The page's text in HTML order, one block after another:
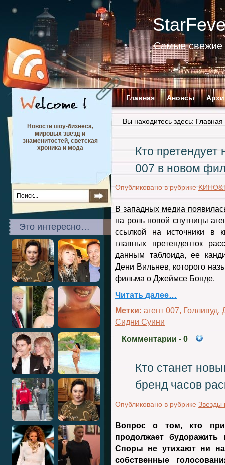
Самые свежие
Главная Анонсы
Новости шоу-бизнеса,
мировых звезд и
знаменитостей, светская
хроника и мода
Это интересно…
Вы находитесь здесь: Главная
Кто претендует
007 в новом
Опубликовано в рубрике
В западных медиа
на роль новой спутницы
ссылкой на источники в
главных претенденток
данным таблоида, ее
Дени Вильнев, которого
фильма о Джеймсе Бонде.
Читать далее…
Метки: агент 007, Голливуд,
Сидни Суини
Комментарии - 0
Кто станет
бренд часов
Опубликовано в рубрике Звезды
Вопрос о том, кто
продолжает будоражить
Споры не утихают ни
собственные